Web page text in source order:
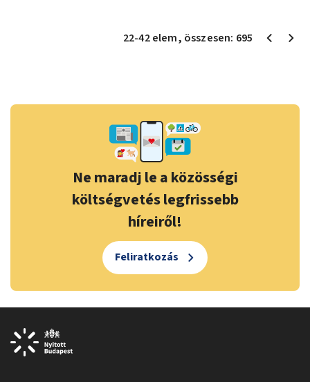
22-42elem, összesen: 695
Ne maradj le a közösségi
költségvetés legfrissebb
híreiről!
Feliratkozás